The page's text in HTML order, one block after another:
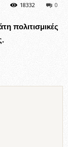
0
18332
πολιτισμικές